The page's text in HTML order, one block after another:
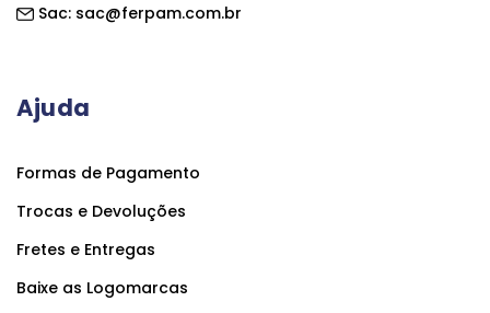
Sac: sac@ferpam.com.br
Ajuda
Formas de Pagamento
Trocas e Devoluções
Fretes e Entregas
Baixe as Logomarcas